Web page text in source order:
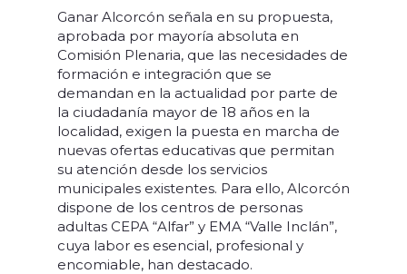
Ganar Alcorcón señala en su propuesta,
aprobada por mayoría absoluta en
Comisión Plenaria, que las necesidades de
formación e integración que se
demandan en la actualidad por parte de
la ciudadanía mayor de 18 años en la
localidad, exigen la puesta en marcha de
nuevas ofertas educativas que permitan
su atención desde los servicios
municipales existentes. Para ello, Alcorcón
dispone de los centros de personas
adultas CEPA “Alfar” y EMA “Valle Inclán”,
cuya labor es esencial, profesional y
encomiable, han destacado.